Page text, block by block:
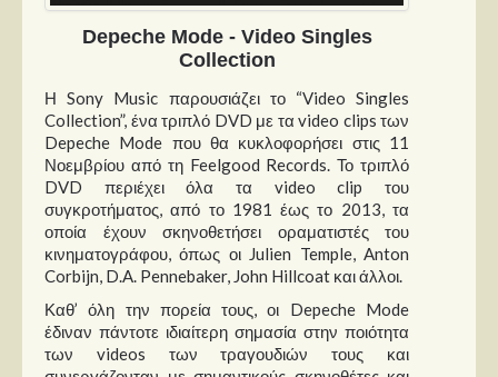
Depeche Mode - Video Singles
Collection
Η Sony Music παρουσιάζει το “Video Singles
Collection”, ένα τριπλό DVD με τα video clips των
Depeche Mode που θα κυκλοφορήσει στις 11
Νοεμβρίου από τη Feelgood Records. Το τριπλό
DVD περιέχει όλα τα video clip του
συγκροτήματος, από το 1981 έως το 2013, τα
οποία έχουν σκηνοθετήσει οραματιστές του
κινηματογράφου, όπως οι Julien Temple, Anton
Corbijn, D.A. Pennebaker, John Hillcoat και άλλοι.
Καθ’ όλη την πορεία τους, οι Depeche Mode
έδιναν πάντοτε ιδιαίτερη σημασία στην ποιότητα
των videos των τραγουδιών τους και